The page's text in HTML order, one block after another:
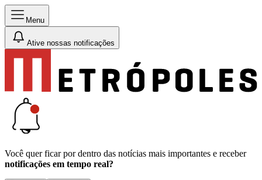
Menu
Ative nossas notificações
Você quer ficar por dentro das notícias mais importantes e receber
notificações em tempo real?